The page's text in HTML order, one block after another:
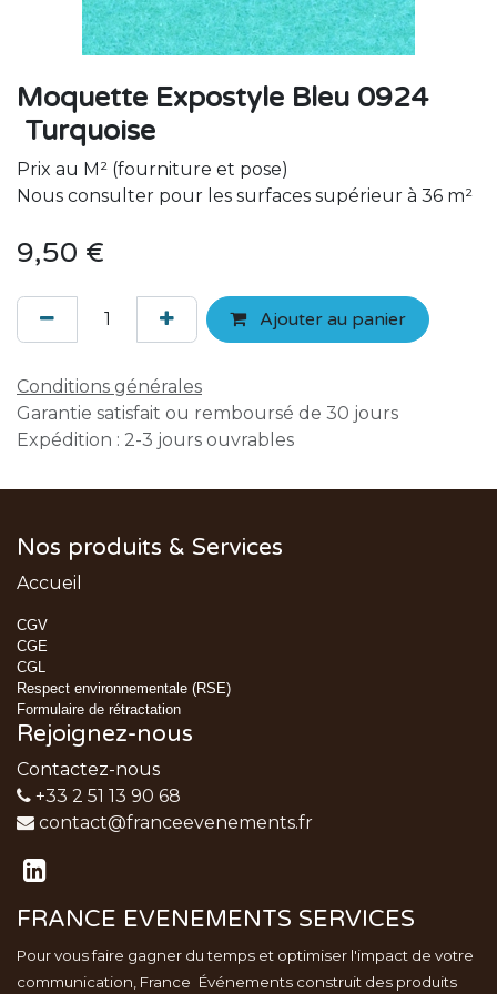
Moquette Expostyle Bleu 0924
Turquoise
Prix au M² (fourniture et pose)
Nous consulter pour les surfaces supérieur à 36 m²
9,50 €
Ajouter au panier
Conditions générales
Garantie satisfait ou remboursé de 30 jours
Expédition : 2-3 jours ouvrables
Nos produits & Services
Accueil
CGV
CGE
CGL
Respect environnementale (RSE)
Formulaire de rétractation
Rejoignez-nous
Contactez-nous
+33 2 51 13 90 68
contact@franceevenements.fr
FRANCE EVENEMENTS SERVICES
Pour vous faire gagner du temps et optimiser l'impact de votre
communication, France Événements construit des produits